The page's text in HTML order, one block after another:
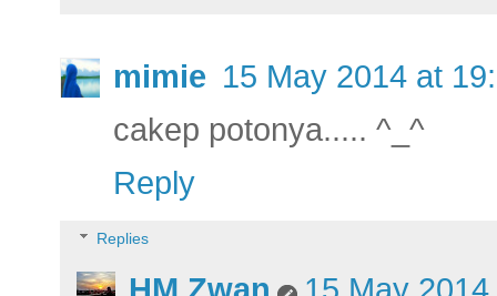
mimie 15 May 2014 at
cakep potonya..... ^_^
Reply
Replies